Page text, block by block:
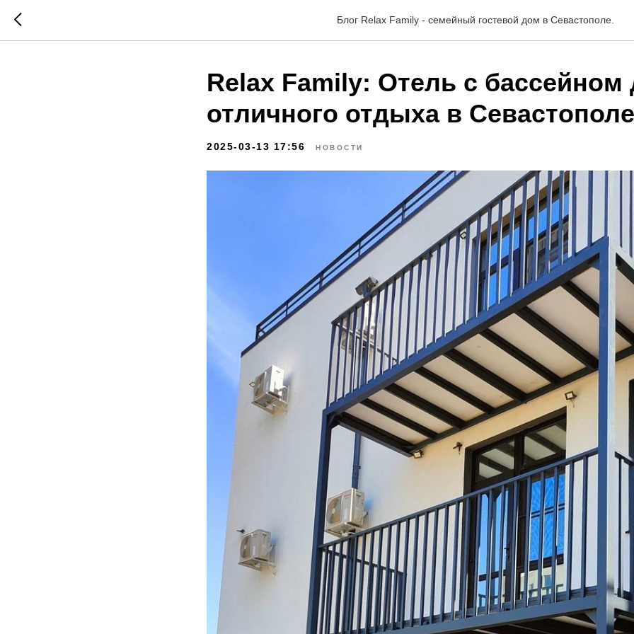
Блог Relax Family - семейный гостевой дом в Севастополе.
Relax Family: Отель с бассейном
отличного отдыха в Севастополе
2025-03-13 17:56 НОВОСТИ